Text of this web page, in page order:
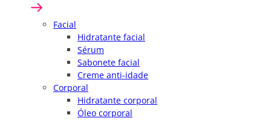
Facial
Hidratante facial
Sérum
Sabonete facial
Creme anti-idade
Corporal
Hidratante corporal
Óleo corporal